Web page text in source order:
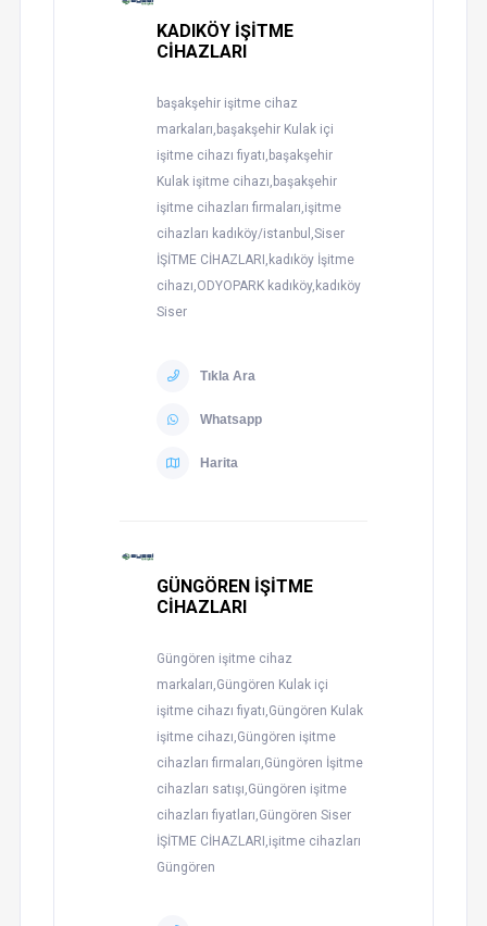
KADIKÖY İŞİTME
CİHAZLARI
başakşehir işitme cihaz
markaları,başakşehir Kulak içi
işitme cihazı fiyatı,başakşehir
Kulak işitme cihazı,başakşehir
işitme cihazları firmaları,işitme
cihazları kadıköy/istanbul,Siser
İŞİTME CİHAZLARI,kadıköy İşitme
cihazı,ODYOPARK kadıköy,kadıköy
Siser
Tıkla Ara
Whatsapp
Harita
GÜNGÖREN İŞİTME
CİHAZLARI
Güngören işitme cihaz
markaları,Güngören Kulak içi
işitme cihazı fiyatı,Güngören Kulak
işitme cihazı,Güngören işitme
cihazları firmaları,Güngören İşitme
cihazları satışı,Güngören işitme
cihazları fiyatları,Güngören Siser
İŞİTME CİHAZLARI,işitme cihazları
Güngören